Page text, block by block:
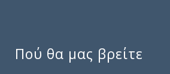
Πού θα μας βρείτε